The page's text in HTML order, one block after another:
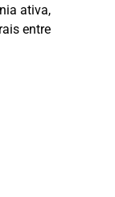
ativa,
entre